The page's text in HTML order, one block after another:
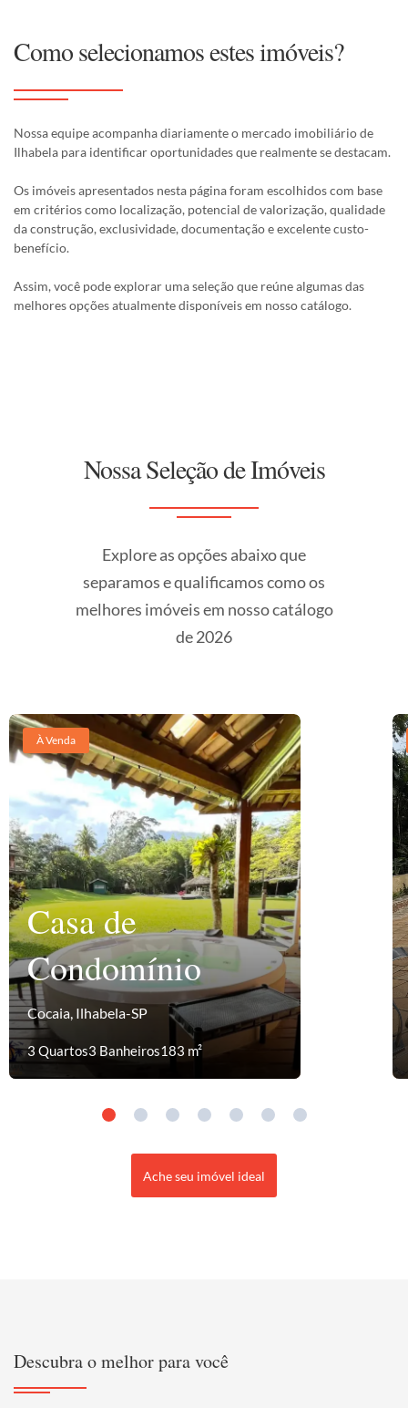
Como selecionamos estes imóveis?
Nossa equipe acompanha diariamente o mercado imobiliário de
Ilhabela para identificar oportunidades que realmente se destacam.
Os imóveis apresentados nesta página foram escolhidos com base
em critérios como localização, potencial de valorização, qualidade
da construção, exclusividade, documentação e excelente custo-
benefício.
Assim, você pode explorar uma seleção que reúne algumas das
melhores opções atualmente disponíveis em nosso catálogo.
Nossa Seleção de Imóveis
Explore as opções abaixo que
separamos e qualificamos como os
melhores imóveis em nosso catálogo
de 2026
À Venda
Casa de
Condomínio
Cocaia, Ilhabela-SP
3 Quartos3 Banheiros183 m²
Ache seu imóvel ideal
Descubra o melhor para você